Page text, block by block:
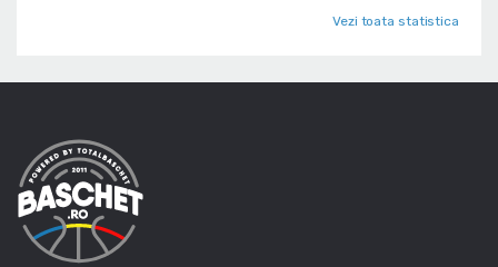
Vezi toata statistica